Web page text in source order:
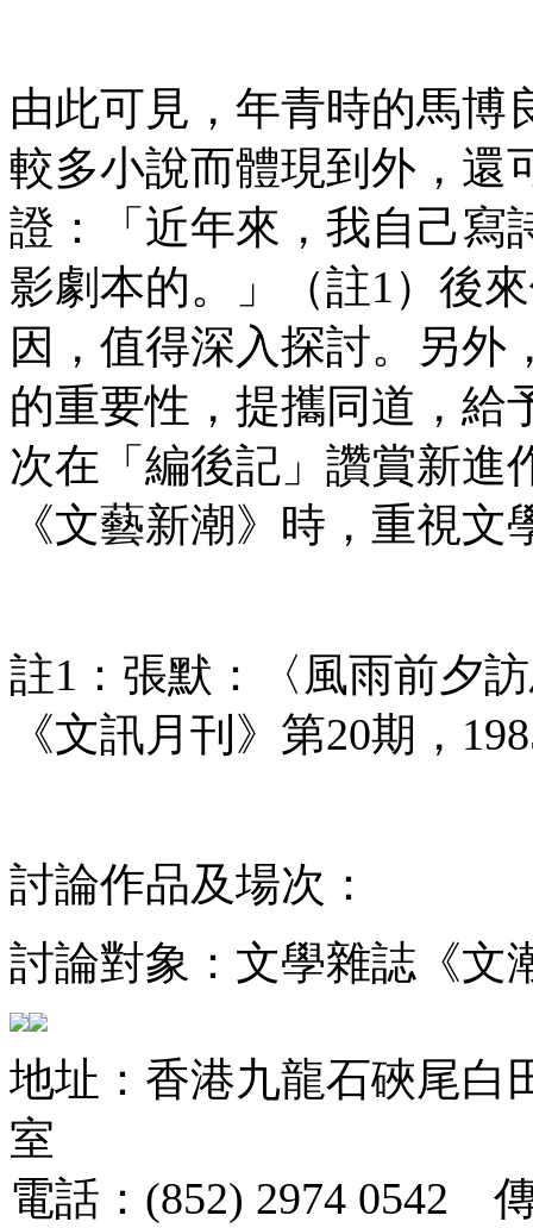
由此可見，年青時的馬博
較多小說而體現到外，還
證：「近年來，我自己寫
影劇本的。」（註1）後
因，值得深入探討。另外
的重要性，提攜同道，給
次在「編後記」讚賞新進
《文藝新潮》時，重視
註1：張默：〈風雨前夕
《文訊月刊》第20期，
討論作品及場次：
討論對象：文學雜誌《文
地址：香港九龍石硤尾白
室
電話：(852) 2974 0542